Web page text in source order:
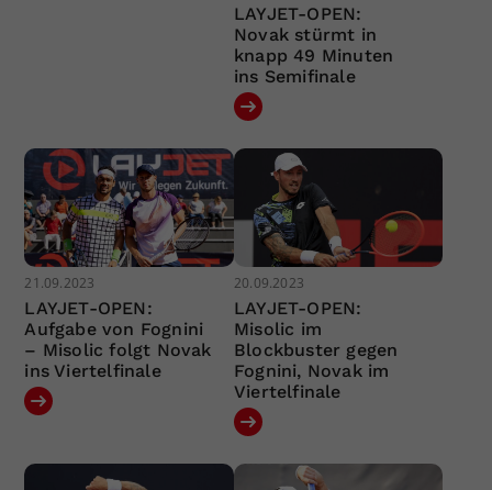
LAYJET-OPEN:
Novak stürmt in
knapp 49 Minuten
ins Semifinale
21.09.2023
LAYJET-OPEN:
Aufgabe von Fognini
– Misolic folgt Novak
ins Viertelfinale
20.09.2023
LAYJET-OPEN:
Misolic im
Blockbuster gegen
Fognini, Novak im
Viertelfinale